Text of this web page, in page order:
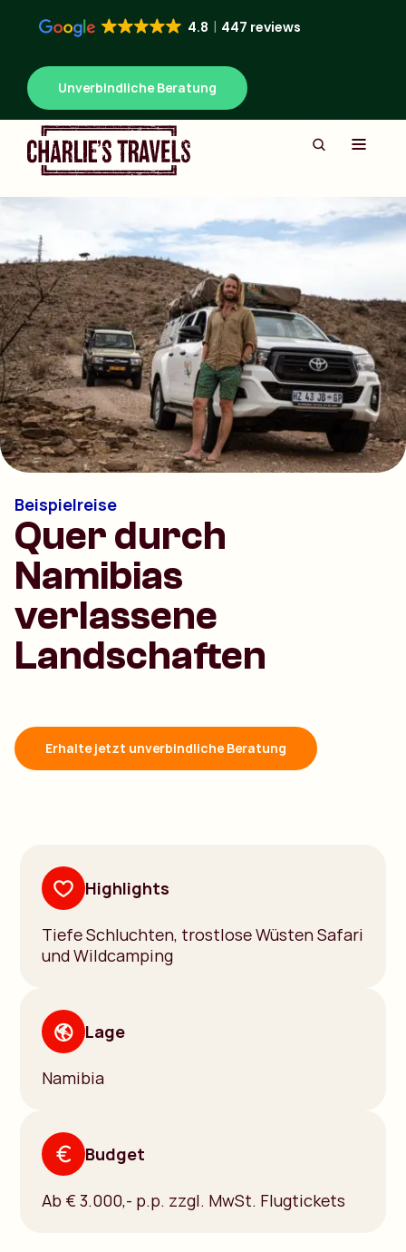
4.8 447 reviews
Unverbindliche Beratung
Beispielreise
Quer durch
Namibias
verlassene
Landschaften
Erhalte jetzt unverbindliche Beratung
Highlights
Tiefe Schluchten, trostlose Wüsten Safari
und Wildcamping
Lage
Namibia
Budget
Ab € 3.000,- p.p. zzgl. MwSt. Flugtickets